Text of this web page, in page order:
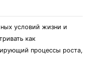
условий жизни и
как
процессы роста,